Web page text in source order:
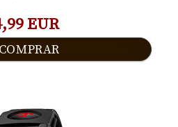
EUR
COMPRAR